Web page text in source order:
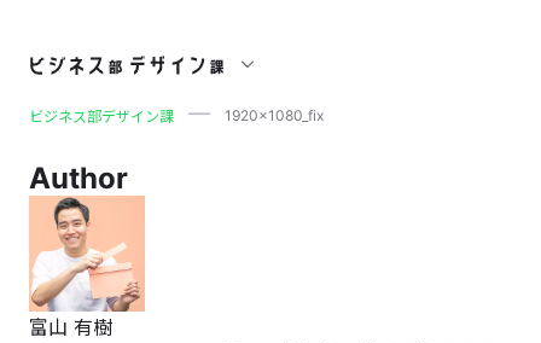
1920x1080_fix
ビジネス部デザイン課 1920x1080_fix
Author
富山 有樹